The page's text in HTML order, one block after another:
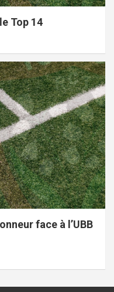
Top 14
face à l’UBB